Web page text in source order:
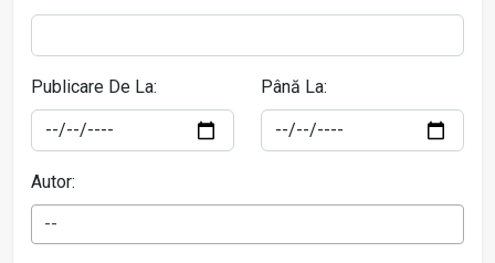
Publicare De La: Până La:
Autor:
--